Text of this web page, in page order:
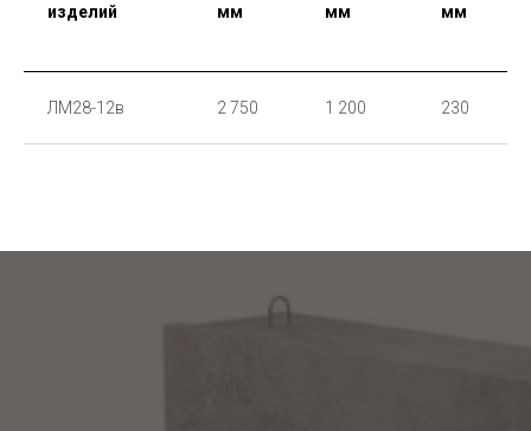
изделий
мм
мм
мм
ЛМ28-12в 2 750 1 200 230